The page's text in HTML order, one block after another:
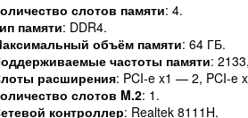
слотов памяти: 4.
памяти: DDR4.
объём памяти: 64 ГБ.
частоты памяти:
расширения: PCI-e x1 — 2, PCI-e
слотов M.2: 1.
контроллер: Realtek 8111H.